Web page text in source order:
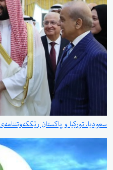
سعودیا، تورکیا و پاکستان